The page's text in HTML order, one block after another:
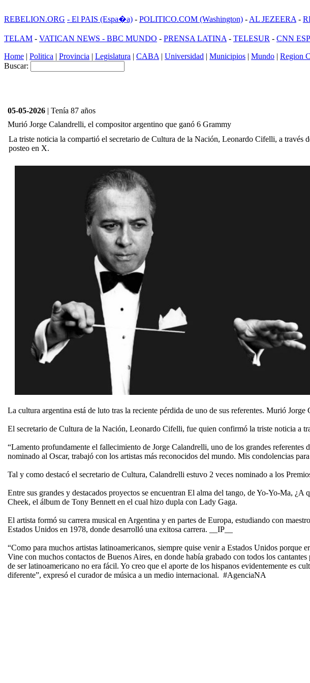
REBELION.ORG - El PAIS (Espa�a) - POLITICO.COM (Washington) - AL JEZEERA -
TELAM - VATICAN NEWS - BBC MUNDO - PRENSA LATINA - TELESUR - CNN
Home | Politica | Provincia | Legislatura | CABA | Universidad | Municipios | Mundo | Region
Buscar:
05-05-2026 | Tenía 87 años
Murió Jorge Calandrelli, el compositor argentino que ganó 6 Grammy
La triste noticia la compartió el secretario de Cultura de la Nación, Leonardo Cifelli, a través
posteo en X.
La cultura argentina está de luto tras la reciente pérdida de uno de sus referentes. Murió
El secretario de Cultura de la Nación, Leonardo Cifelli, fue quien confirmó la triste noticia a
“Lamento profundamente el fallecimiento de Jorge Calandrelli, uno de los grandes
nominado al Oscar, trabajó con los artistas más reconocidos del mundo. Mis condolencias
Tal y como destacó el secretario de Cultura, Calandrelli estuvo 2 veces nominado a los
Entre sus grandes y destacados proyectos se encuentran El alma del tango, de Yo-Yo-Ma,
Cheek, el álbum de Tony Bennett en el cual hizo dupla con Lady Gaga.
El artista formó su carrera musical en Argentina y en partes de Europa, estudiando con
Estados Unidos en 1978, donde desarrolló una exitosa carrera. __IP__
“Como para muchos artistas latinoamericanos, siempre quise venir a Estados Unidos
Vine con muchos contactos de Buenos Aires, en donde había grabado con todos los
de ser latinoamericano no era fácil. Yo creo que el aporte de los hispanos evidentemente es
diferente”, expresó el curador de música a un medio internacional. #AgenciaNA